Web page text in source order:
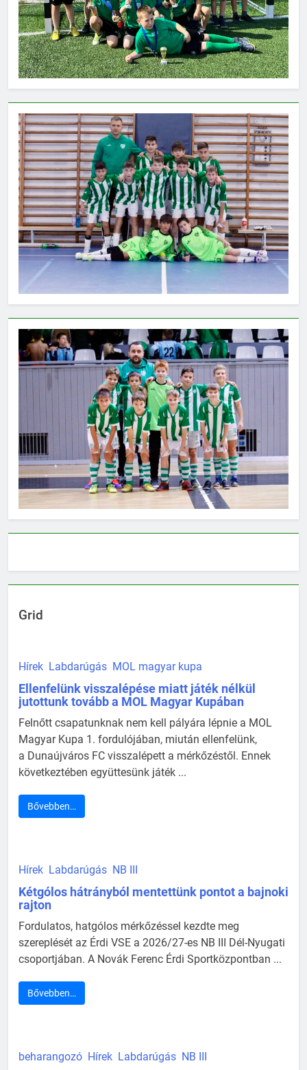
Grid
Hírek Labdarúgás MOL magyar kupa
Ellenfelünk visszalépése miatt játék nélkül
jutottunk tovább a MOL Magyar Kupában
Felnőtt csapatunknak nem kell pályára lépnie a MOL
Magyar Kupa 1. fordulójában, miután ellenfelünk,
a Dunaújváros FC visszalépett a mérkőzéstől. Ennek
következtében együttesünk játék ...
Bővebben…
Hírek Labdarúgás NB III
Kétgólos hátrányból mentettünk pontot a bajnoki
rajton
Fordulatos, hatgólos mérkőzéssel kezdte meg
szereplését az Érdi VSE a 2026/27-es NB III Dél-Nyugati
csoportjában. A Novák Ferenc Érdi Sportközpontban ...
Bővebben…
beharangozó Hírek Labdarúgás NB III